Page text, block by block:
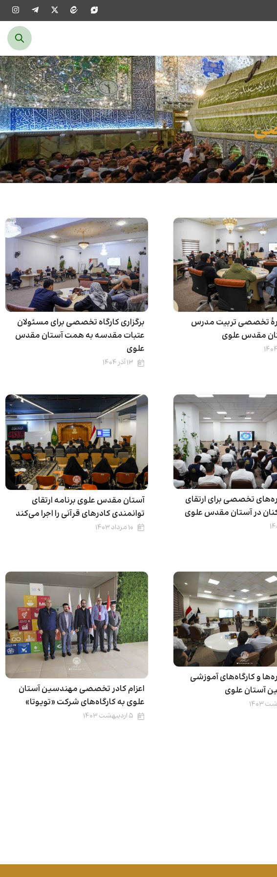
تخصصی تربیت مدرس
مقدس علوی
برگزاری کارگاه تخصصی برای مسئولان
عتبات مقدسه به همت آستان مقدس
علوی
۱۳ آذر ۱۴۰۴
تخصصی برای ارتقای
در آستان مقدس علوی
آستان مقدس علوی برنامه ارتقای
توانمندی‌ کادرهای قرآنی را اجرا می‌کند
۱۰ مرداد ۱۴۰۳
و کارگاه‌های آموزشی
آستان علوی
اعزام کادر تخصصی مهندسین آستان
علوی به کارگاه‌های شرکت «تویوتا»
۵ اردیبهشت ۱۴۰۳